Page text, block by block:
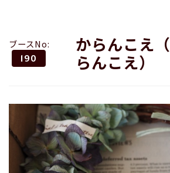
ブースNo:
190
からんこえ
らんこえ）